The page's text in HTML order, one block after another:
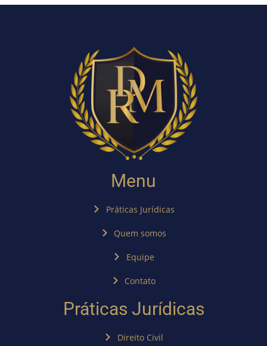
Menu
Práticas Jurídicas
Quem somos
Equipe
Contato
Práticas Jurídicas
Direito Civil